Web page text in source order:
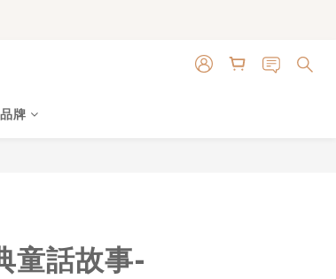
牌
童話故事-